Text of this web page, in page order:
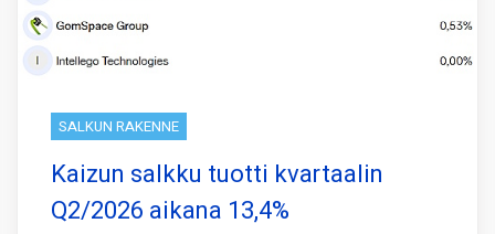
SALKUN RAKENNE
Kaizun salkku tuotti kvartaalin
Q2/2026 aikana 13,4%